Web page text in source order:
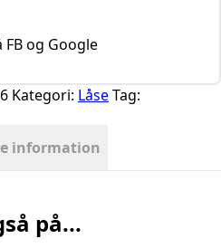
FB og Google
Kategori: LåseTag:
information
på...